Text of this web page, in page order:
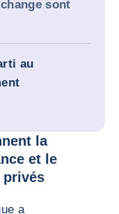
sont
au
la
et le
privés
a